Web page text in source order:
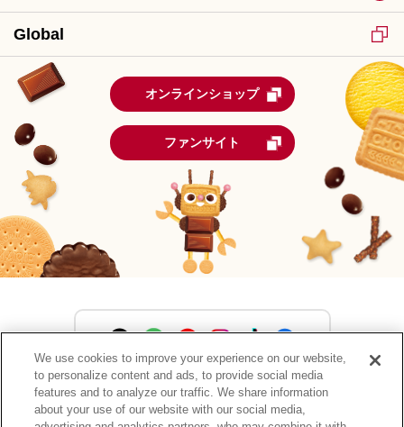
Global
オンラインショップ
ファンサイト
森永製菓公式アカウント一覧
We use cookies to improve your experience on our website,
to personalize content and ads, to provide social media
features and to analyze our traffic. We share information
about your use of our website with our social media,